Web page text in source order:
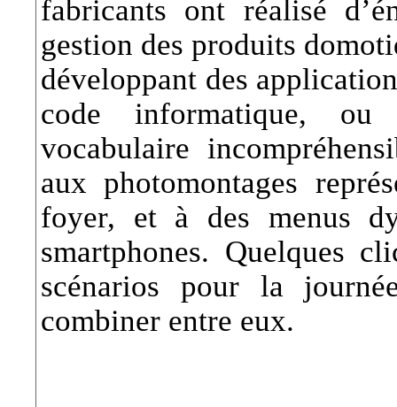
fabricants ont réalisé
gestion des produits
développant des
code informatique,
vocabulaire
aux photomontages
foyer, et à des menus
smartphones. Quelques
scénarios pour la
combiner entre eux.